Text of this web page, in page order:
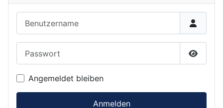
Angemeldet bleiben
Anmelden